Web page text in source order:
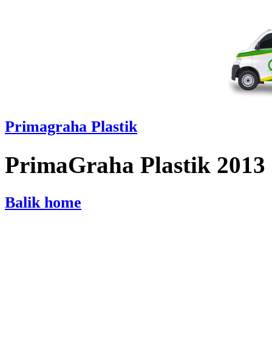
Primagraha Plastik
PrimaGraha Plastik 2013
Balik home